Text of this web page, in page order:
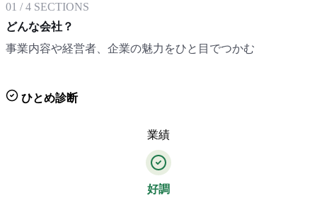
01 /4 SECTIONS
どんな会社？
事業内容や経営者、企業の魅力をひと目でつかむ
ひとめ診断
業績
好調